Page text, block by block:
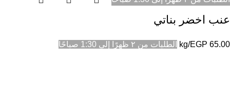
عنب اخضر بناتي
EGP 65.00
/kg الطلبات من ٢ ظهرًا إلى 1:30 صباحًا